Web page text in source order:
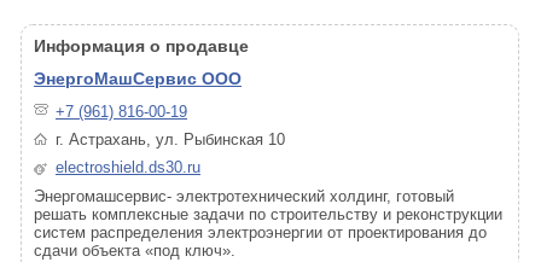
Информация о продавце
ЭнергоМашСервис ООО
+7 (961) 816-00-19
г. Астрахань, ул. Рыбинская 10
electroshield.ds30.ru
Энергомашсервис- электротехнический холдинг, готовый
решать комплексные задачи по строительству и реконструкции
систем распределения электроэнергии от проектирования до
сдачи объекта «под ключ».